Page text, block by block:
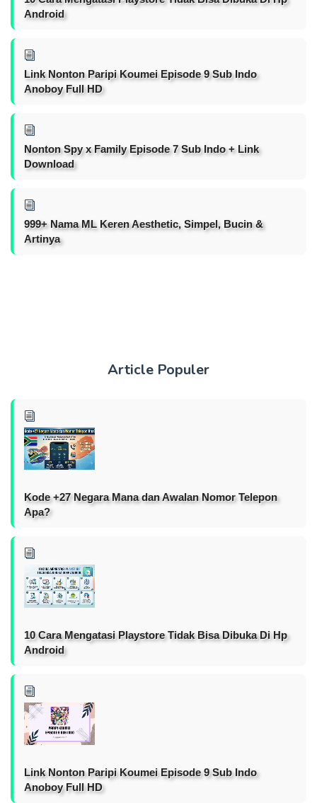
Android
Link Nonton Paripi Koumei Episode 9 Sub Indo
Anoboy Full HD
Nonton Spy x Family Episode 7 Sub Indo + Link
Download
999+ Nama ML Keren Aesthetic, Simpel, Bucin &
Artinya
Article Populer
Kode +27 Negara Mana dan Awalan Nomor Telepon
Apa?
10 Cara Mengatasi Playstore Tidak Bisa Dibuka Di Hp
Android
Link Nonton Paripi Koumei Episode 9 Sub Indo
Anoboy Full HD